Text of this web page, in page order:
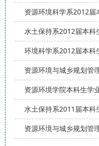
资源环境科学系2012
水土保持系2012届本科
环境科学系2012届本科
资源环境与城乡规划管
资源环境学院本科生学
水土保持系2011届本科
资源环境与城乡规划管